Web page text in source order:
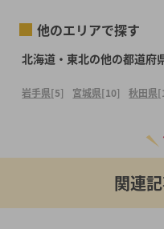
他のエリアで探す
北海道・東北の他の都道府
岩手県[5] 宮城県[10] 秋田県
関連